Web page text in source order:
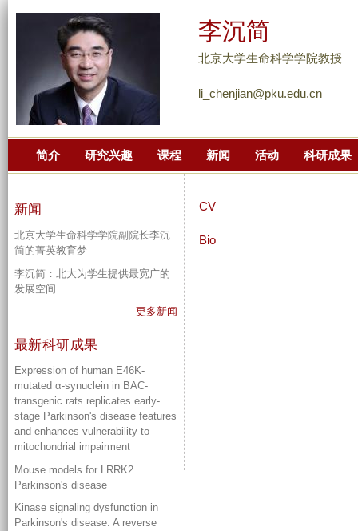
到
主
要
内
李沉简
北京大学生命科学学院教授
li_chenjian@pku.edu.cn
简介 研究兴趣 课程 新闻 活动 科研成果
CV
Bio
新闻
北京大学生命科学学院副院长李沉
简的菁英教育梦
李沉简：北大为学生提供最宽广的
发展空间
更多新闻
最新科研成果
Expression of human E46K-
mutated α-synuclein in BAC-
transgenic rats replicates early-
stage Parkinson's disease features
and enhances vulnerability to
mitochondrial impairment
Mouse models for LRRK2
Parkinson's disease
Kinase signaling dysfunction in
Parkinson's disease: A reverse